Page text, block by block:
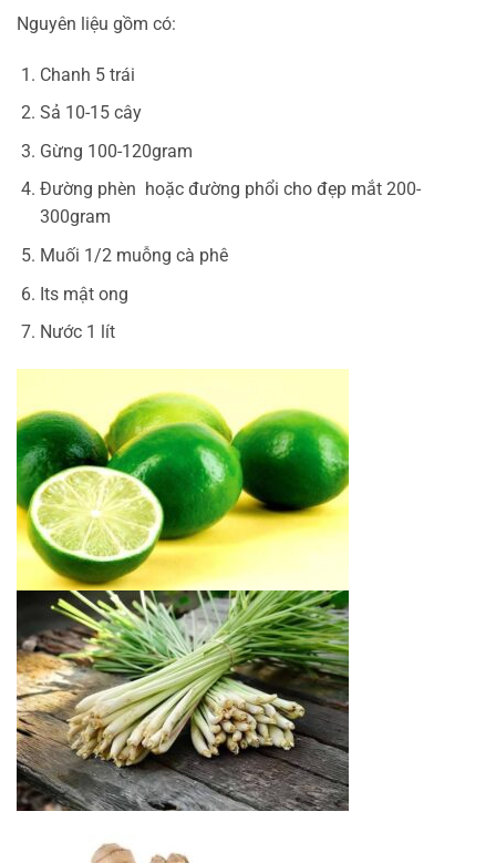
Nguyên liệu gồm có:
Chanh 5 trái
Sả 10-15 cây
Gừng 100-120gram
Đường phèn hoặc đường phổi cho đẹp mắt 200-
300gram
Muối 1/2 muỗng cà phê
Its mật ong
Nước 1 lít